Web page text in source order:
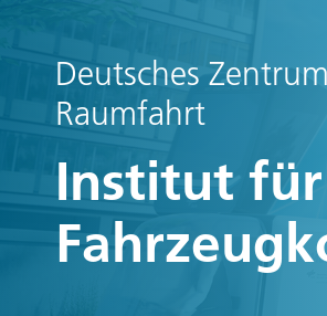
Deutsches
Raumfahrt
Institut für